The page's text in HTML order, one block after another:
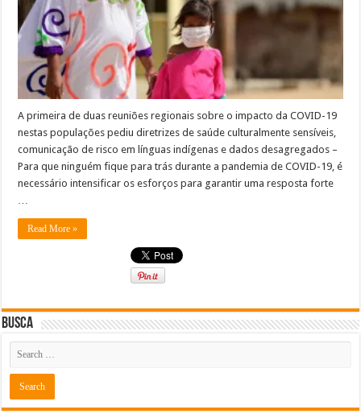
A primeira de duas reuniões regionais sobre o impacto da COVID-19
nestas populações pediu diretrizes de saúde culturalmente sensíveis,
comunicação de risco em línguas indígenas e dados desagregados –
Para que ninguém fique para trás durante a pandemia de COVID-19, é
necessário intensificar os esforços para garantir uma resposta forte
Read More »
Busca